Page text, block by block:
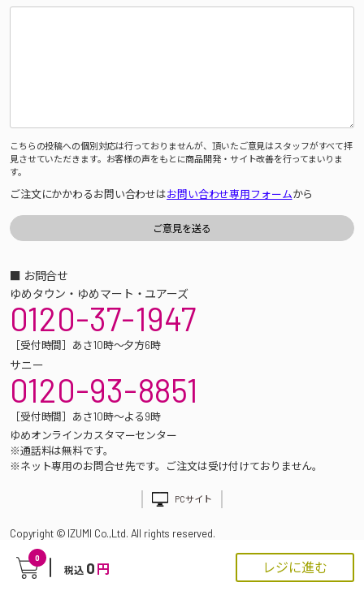
0
税込 0 円 レジに進む
こちらの投稿への個別対応は行っておりませんが、頂いたご意見はスタッフがすべて拝
見させていただきます。お客様の声をもとに商品開発・サイト改善を行ってまいりま
す。
ご注文にかかわるお問い合わせはお問い合わせ専用フォームから
■ お問合せ
ゆめタウン・ゆめマート・ユアーズ
0120-37-1947
［受付時間］あさ10時～夕方6時
サニー
0120-93-8851
［受付時間］あさ10時～よる9時
ゆめオンラインカスタマーセンター
※通話料は無料です。
※ネット専用のお問合せ先です。ご注文は受け付けておりません。
PCサイト
Copyright © IZUMI Co.,Ltd. All rights reserved.